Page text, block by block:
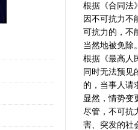
根据《合同法
因不可抗力不
可抗力的，不
当然地被免除。
根据《最高人
同时无法预见
的，当事人请
显然，情势变
尽管，不可抗
害、突发的社